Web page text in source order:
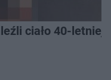
ciało 40-letniej